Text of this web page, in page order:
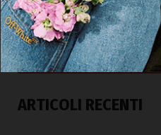
ARTICOLI RECENTI